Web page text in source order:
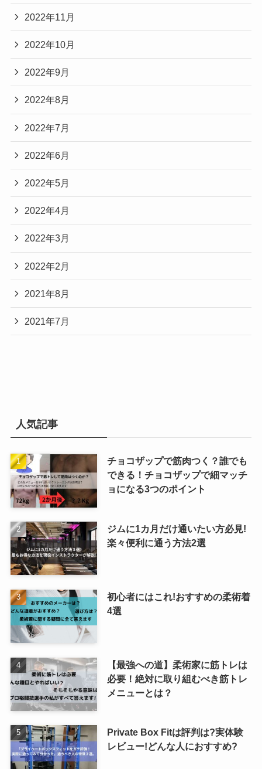
2022年11月
2022年10月
2022年9月
2022年8月
2022年7月
2022年6月
2022年5月
2022年4月
2022年3月
2022年2月
2021年8月
2021年7月
人気記事
チョコザップで筋肉つく？誰でも
できる！チョコザップで細マッチ
ョになる3つのポイント
ジムに1カ月だけ通いたい方必見!
楽々便利に通う方法2選
初心者にはこれ!おすすめの柔術着
4選
【最強への道】柔術家に筋トレは
必要！絶対に取り組むべき筋トレ
メニューとは？
Private Box Fitは評判は?実体験
レビュー!どんな人におすすめ?